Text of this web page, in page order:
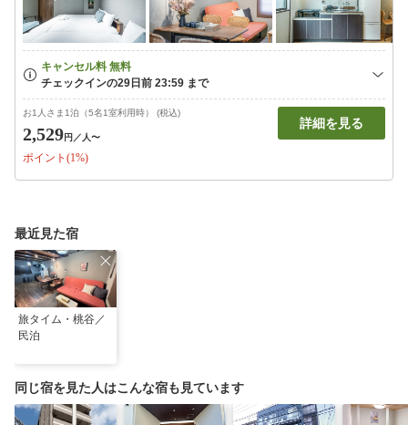
お1人さま1泊（5名1室利用時） (税込)
2,529円 ／人〜
ポイント(1%)
詳細を見る
最近見た宿
旅タイム・桃谷／
民泊
同じ宿を見た人はこんな宿も見ています